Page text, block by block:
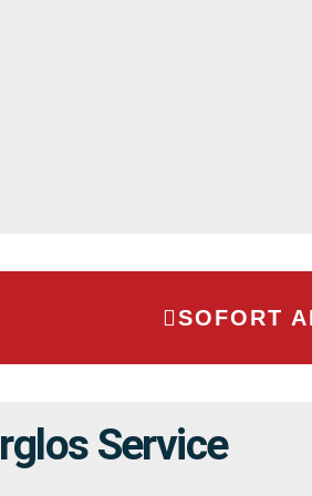
SOFORT
Service